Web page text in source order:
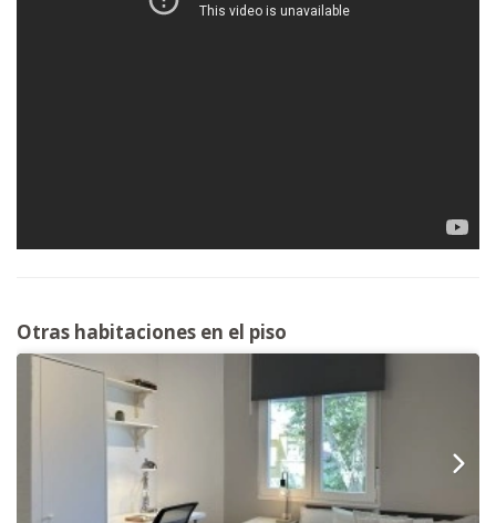
Otras habitaciones en el piso